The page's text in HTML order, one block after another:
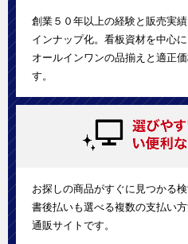
創業５０年以上の経験と販売実
インナップ化。看板資材を中心
オールインワンの品揃えと適正
す。
お探しの商品がすぐに見つかる
書後払いも選べる複数の支払い
通販サイトです。